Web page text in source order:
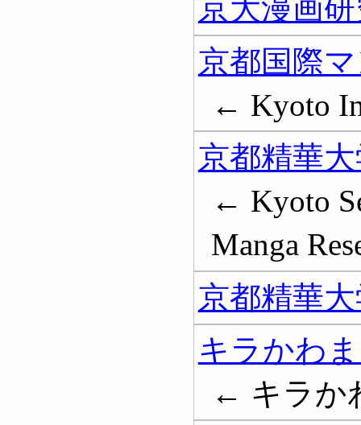
京大漫画
京都国際
← Kyoto
京都精華
← Kyoto
Manga
京都精華
キラかわ
← キラか